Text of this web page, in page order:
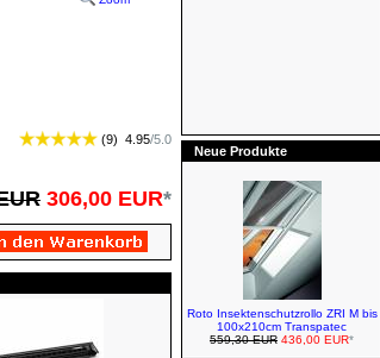
(9) 4.95/5.0
306,00 EUR*
FAKRO Netzmarkisen - Manuell -
Preisgruppe II
Neue Produkte
Roto Insektenschutzrollo ZRI M bis
100x210cm Transpatec
559,30 EUR 436,00 EUR*